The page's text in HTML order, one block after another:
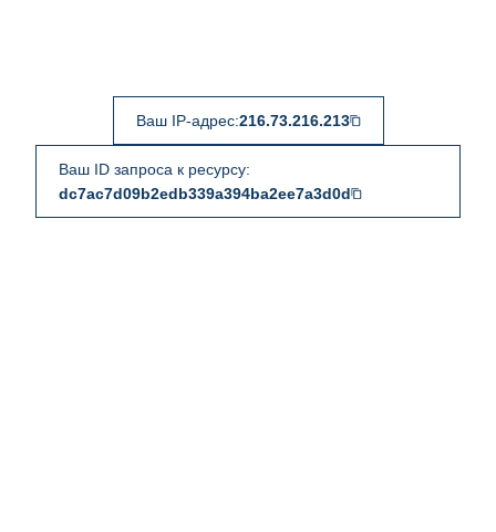
Ваш IP-адрес:216.73.216.213
Ваш ID запроса к ресурсу:
dc7ac7d09b2edb339a394ba2ee7a3d0d